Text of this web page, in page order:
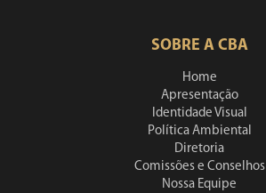
SOBRE A CBA
Home
Apresentação
Identidade Visual
Política Ambiental
Diretoria
Comissões e Conselhos
Nossa Equipe